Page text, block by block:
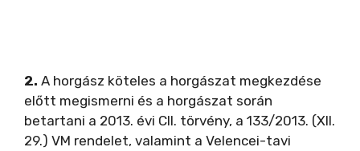
2. A horgász köteles a horgászat megkezdése
előtt megismerni és a horgászat során
betartani a 2013. évi CII. törvény, a 133/2013. (XII.
29.) VM rendelet, valamint a Velencei-tavi